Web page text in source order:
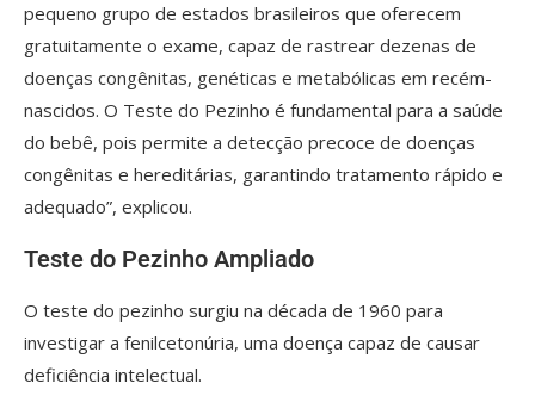
pequeno grupo de estados brasileiros que oferecem
gratuitamente o exame, capaz de rastrear dezenas de
doenças congênitas, genéticas e metabólicas em recém-
nascidos. O Teste do Pezinho é fundamental para a saúde
do bebê, pois permite a detecção precoce de doenças
congênitas e hereditárias, garantindo tratamento rápido e
adequado”, explicou.
Teste do Pezinho Ampliado
O teste do pezinho surgiu na década de 1960 para
investigar a fenilcetonúria, uma doença capaz de causar
deficiência intelectual.